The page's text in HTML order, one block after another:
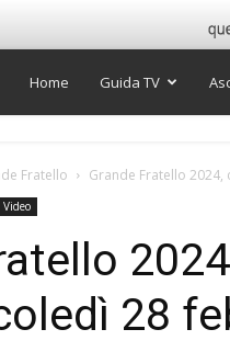
Super
TV
Home Guida TV
Fratello Grande Fratello
Video
28